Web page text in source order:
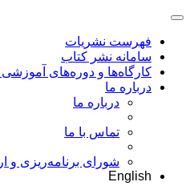
فهرست نشریات
سامانه نشر کتاب
کارگاه‌ها و دوره‌های
درباره ما
درباره ما
تماس با ما
شورای برنامه‌ریزی و
English